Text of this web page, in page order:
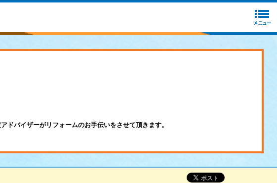
ドバイザーがリフォームのお手伝いをさせて頂きます。